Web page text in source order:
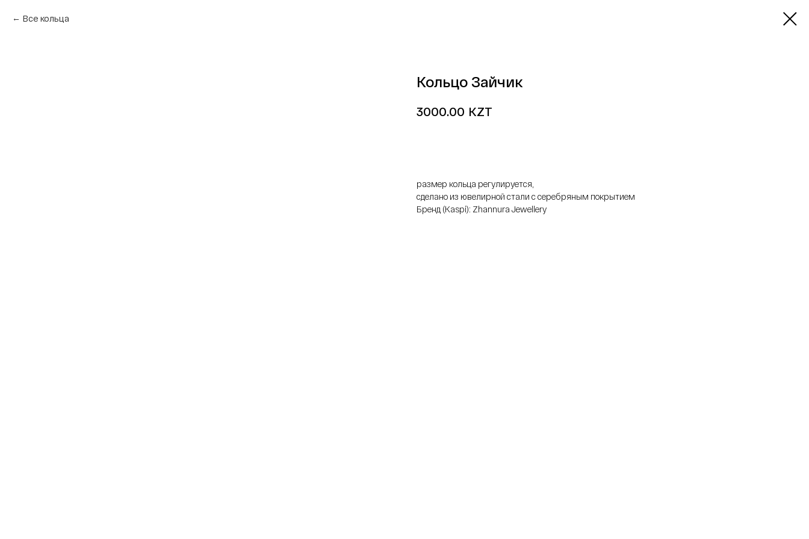
Все кольца
Кольцо Зайчик
3000.00 KZT
размер кольца регулируется,
сделано из ювелирной стали с серебряным покрытием
Бренд (Kaspi): Zhannura Jewellery